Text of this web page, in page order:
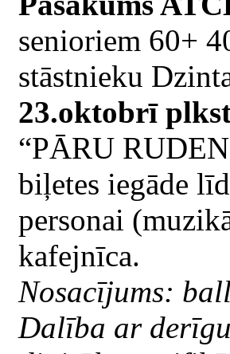
senioriem 60+
stāstnieku
23.oktobrī
“PĀRU
biļetes iegāde
personai
kafejnīca.
Nosacījums:
Dalība ar